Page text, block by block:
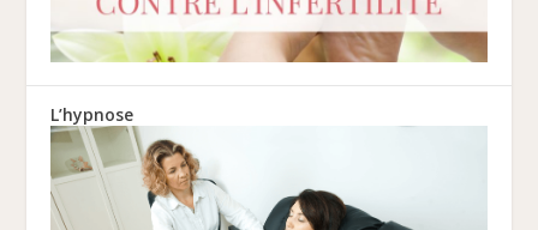
L’hypnose